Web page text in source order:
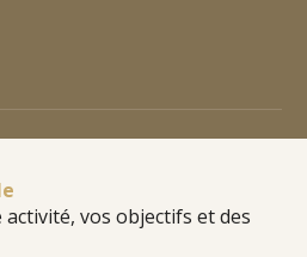
vos objectifs et des